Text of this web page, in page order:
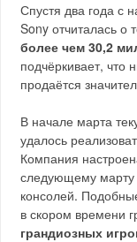
Спустя два года с
Sony отчиталась о
более чем 30,2
подчёркивает, что
продаётся
В начале марта
удалось
Компания
следующему
консолей.
в скором времени
грандиозных